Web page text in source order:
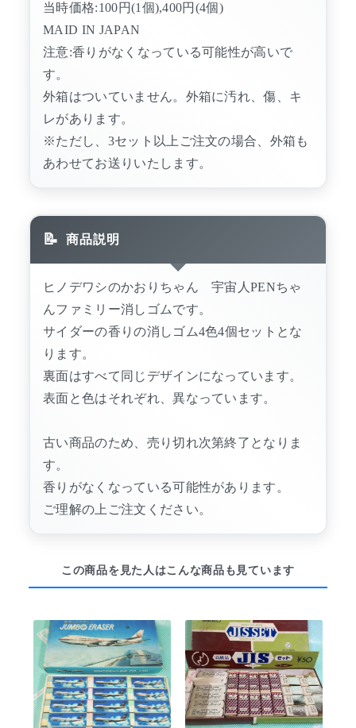
当時価格:100円(1個),400円(4個)
MAID IN JAPAN
注意:香りがなくなっている可能性が高いで
す。
外箱はついていません。外箱に汚れ、傷、キ
レがあります。
※ただし、3セット以上ご注文の場合、外箱も
あわせてお送りいたします。
商品説明
ヒノデワシのかおりちゃん 宇宙人PENちゃ
んファミリー消しゴムです。
サイダーの香りの消しゴム4色4個セットとな
ります。
裏面はすべて同じデザインになっています。
表面と色はそれぞれ、異なっています。
古い商品のため、売り切れ次第終了となりま
す。
香りがなくなっている可能性があります。
ご理解の上ご注文ください。
この商品を見た人はこんな商品も見ています